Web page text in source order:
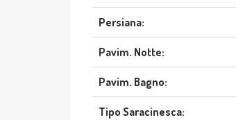
Persiana:
Pavim. Notte:
Pavim. Bagno:
Tipo Saracinesca: